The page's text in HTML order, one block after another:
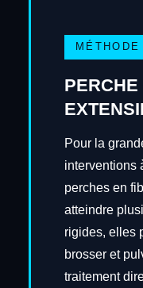
Pour la
interventions
perches en
atteindre
rigides, elles
brosser et
traitement